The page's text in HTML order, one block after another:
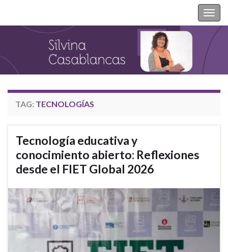
TAG: TECNOLOGÍAS
Tecnología educativa y
conocimiento abierto: Reflexiones
desde el FIET Global 2026